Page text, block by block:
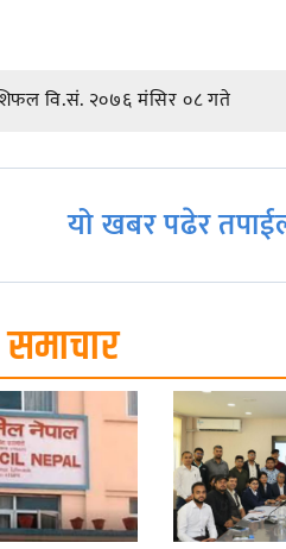
वि.सं. २०७६ मंसिर ०८ गते
यो खबर पढेर